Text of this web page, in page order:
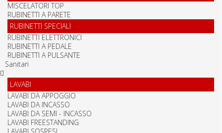
MISCELATORI TOP
RUBINETTI A PARETE
RUBINETTI SPECIALI
RUBINETTI ELETTRONICI
RUBINETTI A PEDALE
RUBINETTI A PULSANTE
Sanitari
LAVABI
LAVABI DA APPOGGIO
LAVABI DA INCASSO
LAVABI DA SEMI - INCASSO
LAVABI FREESTANDING
LAVABI SOSPESI